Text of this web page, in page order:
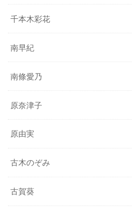
千本木彩花
南早紀
南條愛乃
原奈津子
原由実
古木のぞみ
古賀葵